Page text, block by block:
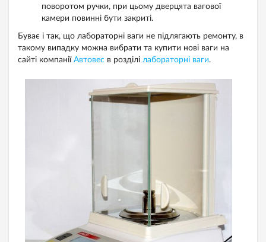
поворотом ручки, при цьому дверцята вагової
камери повинні бути закриті.
Буває і так, що лабораторні ваги не підлягають ремонту, в
такому випадку можна вибрати та купити нові ваги на
сайті компанії Автовес в розділі лабораторні ваги.